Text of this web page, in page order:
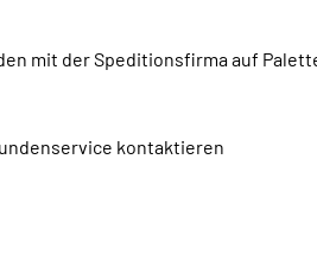
mit der Speditionsfirma auf
kontaktieren